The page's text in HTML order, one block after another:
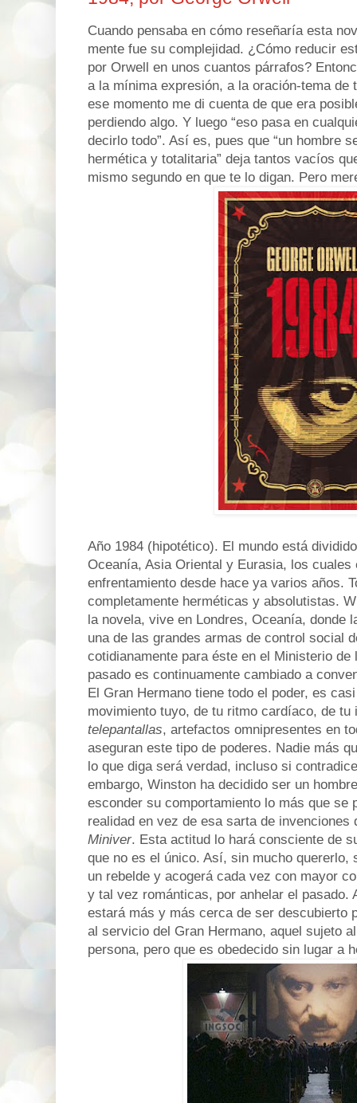
Cuando pensaba en cómo reseñaría esta
mente fue su complejidad. ¿Cómo reducir
por Orwell en unos cuantos párrafos?
a la mínima expresión, a la oración-tema de
ese momento me di cuenta de que era
perdiendo algo. Y luego “eso pasa en
decirlo todo”. Así es, pues que “un hombre
hermética y totalitaria” deja tantos vacíos
mismo segundo en que te lo digan. Pero
Año 1984 (hipotético). El mundo está
Oceanía, Asia Oriental y Eurasia, los cuales
enfrentamiento desde hace ya varios años.
completamente herméticas y absolutistas.
la novela, vive en Londres, Oceanía, donde
una de las grandes armas de control social
cotidianamente para éste en el Ministerio de
pasado es continuamente cambiado a
El Gran Hermano tiene todo el poder, es
movimiento tuyo, de tu ritmo cardíaco, de tu
telepantallas, artefactos omnipresentes en
aseguran este tipo de poderes. Nadie más
lo que diga será verdad, incluso si
embargo, Winston ha decidido ser un
esconder su comportamiento lo más que se
realidad en vez de esa sarta de
Miniver. Esta actitud lo hará consciente de
que no es el único. Así, sin mucho quererlo,
un rebelde y acogerá cada vez con mayor
y tal vez románticas, por anhelar el pasado.
estará más y más cerca de ser descubierto
al servicio del Gran Hermano, aquel sujeto
persona, pero que es obedecido sin lugar a